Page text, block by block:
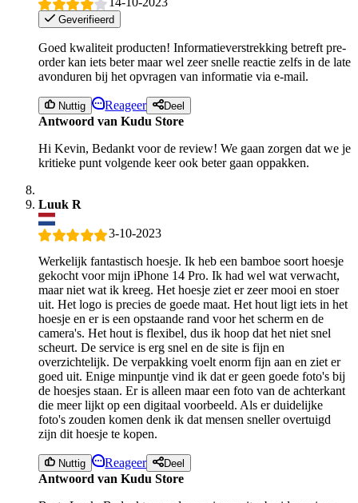
Geverifieerd
Goed kwaliteit producten! Informatieverstrekking betreft pre-
order kan iets beter maar wel zeer snelle reactie zelfs in de late
avonduren bij het opvragen van informatie via e-mail.
Nuttig Reageer Deel
Antwoord van Kudu Store
Hi Kevin, Bedankt voor de review! We gaan zorgen dat we je
kritieke punt volgende keer ook beter gaan oppakken.
Luuk R
3-10-2023
Werkelijk fantastisch hoesje. Ik heb een bamboe soort hoesje
gekocht voor mijn iPhone 14 Pro. Ik had wel wat verwacht,
maar niet wat ik kreeg. Het hoesje ziet er zeer mooi en stoer
uit. Het logo is precies de goede maat. Het hout ligt iets in het
hoesje en er is een opstaande rand voor het scherm en de
camera's. Het hout is flexibel, dus ik hoop dat het niet snel
scheurt. De service is erg snel en de site is fijn en
overzichtelijk. De verpakking voelt enorm fijn aan en ziet er
goed uit. Enige minpuntje vind ik dat er geen goede foto's bij
de hoesjes staan. Er is alleen maar een foto van de achterkant
die meer lijkt op een digitaal voorbeeld. Als er duidelijke
foto's zouden komen denk ik dat mensen sneller overtuigd
zijn dit hoesje te kopen.
Nuttig Reageer Deel
Antwoord van Kudu Store